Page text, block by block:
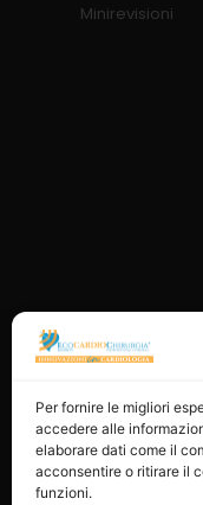
Per fornire le migliori
accedere alle
elaborare dati come il
acconsentire o ritirare il
funzioni.
Minirevisioni